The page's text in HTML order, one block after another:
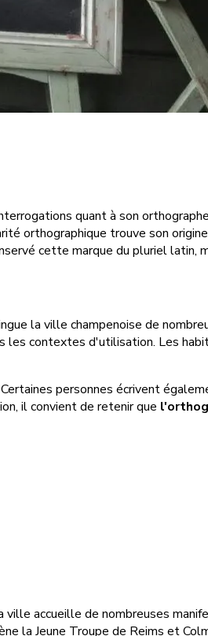
quant à son
orthographique trouve son
cette marque du pluriel latin,
la ville champenoise de
les contextes d'utilisation. Les
personnes écrivent
il convient de retenir que
ville accueille de nombreuses
la Jeune Troupe de Reims et